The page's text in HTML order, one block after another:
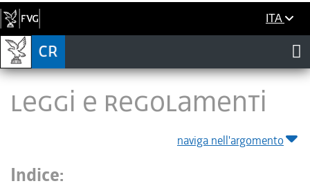
ITA
LEGGI E REGOLAMENTI
naviga nell'argomento
Indice: